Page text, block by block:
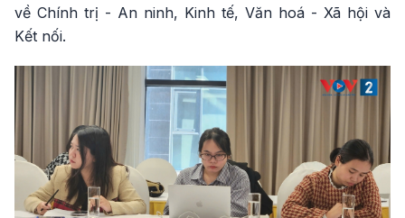
về Chính trị - An ninh, Kinh tế, Văn hoá - Xã hội và
Kết nối.